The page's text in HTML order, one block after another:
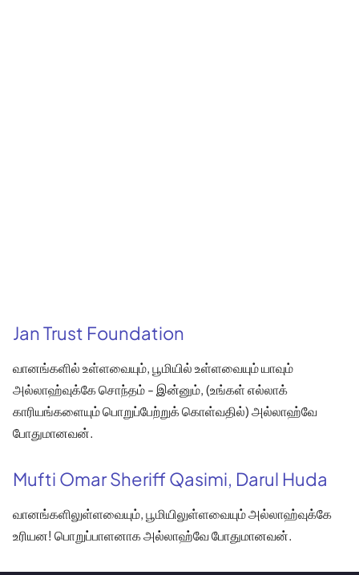
Jan Trust Foundation
வானங்களில் உள்ளவையும், பூமியில் உள்ளவையும் யாவும்
அல்லாஹ்வுக்கே சொந்தம் - இன்னும், (உங்கள் எல்லாக்
காரியங்களையும் பொறுப்பேற்றுக் கொள்வதில்) அல்லாஹ்வே
போதுமானவன்.
Mufti Omar Sheriff Qasimi, Darul Huda
வானங்களிலுள்ளவையும், பூமியிலுள்ளவையும் அல்லாஹ்வுக்கே
உரியன! பொறுப்பாளனாக அல்லாஹ்வே போதுமானவன்.